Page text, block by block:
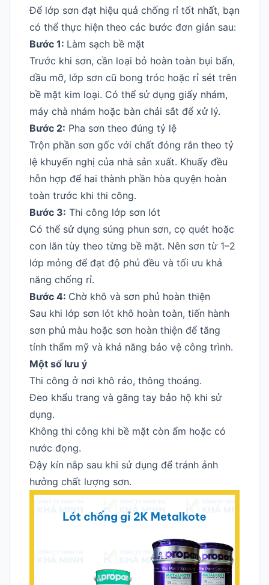
Để lớp sơn đạt hiệu quả chống rỉ tốt nhất, bạn
có thể thực hiện theo các bước đơn giản sau:
Bước 1: Làm sạch bề mặt
Trước khi sơn, cần loại bỏ hoàn toàn bụi bẩn,
dầu mỡ, lớp sơn cũ bong tróc hoặc rỉ sét trên
bề mặt kim loại. Có thể sử dụng giấy nhám,
máy chà nhám hoặc bàn chải sắt để xử lý.
Bước 2: Pha sơn theo đúng tỷ lệ
Trộn phần sơn gốc với chất đóng rắn theo tỷ
lệ khuyến nghị của nhà sản xuất. Khuấy đều
hỗn hợp để hai thành phần hòa quyện hoàn
toàn trước khi thi công.
Bước 3: Thi công lớp sơn lót
Có thể sử dụng súng phun sơn, cọ quét hoặc
con lăn tùy theo từng bề mặt. Nên sơn từ 1–2
lớp mỏng để đạt độ phủ đều và tối ưu khả
năng chống rỉ.
Bước 4: Chờ khô và sơn phủ hoàn thiện
Sau khi lớp sơn lót khô hoàn toàn, tiến hành
sơn phủ màu hoặc sơn hoàn thiện để tăng
tính thẩm mỹ và khả năng bảo vệ công trình.
Một số lưu ý
Thi công ở nơi khô ráo, thông thoáng.
Đeo khẩu trang và găng tay bảo hộ khi sử
dụng.
Không thi công khi bề mặt còn ẩm hoặc có
nước đọng.
Đậy kín nắp sau khi sử dụng để tránh ảnh
hưởng chất lượng sơn.